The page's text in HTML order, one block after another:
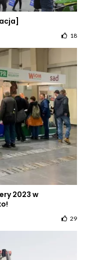
18
2023 w
29